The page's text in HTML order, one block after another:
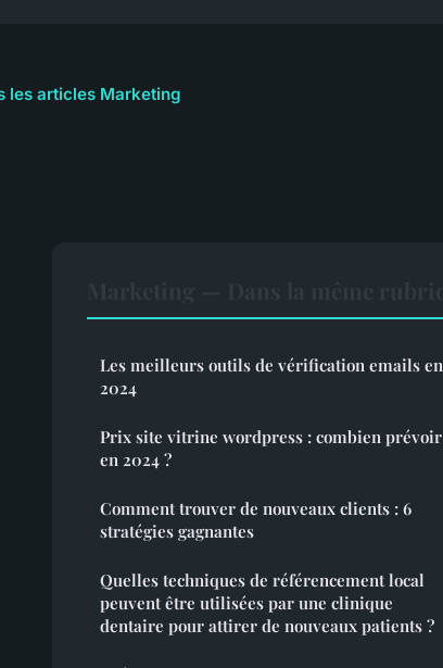
les articles Marketing
Les meilleurs outils de vérification emails en
2024
Prix site vitrine wordpress : combien prévoir
en 2024 ?
Comment trouver de nouveaux clients : 6
stratégies gagnantes
Quelles techniques de référencement local
peuvent être utilisées par une clinique
dentaire pour attirer de nouveaux patients ?